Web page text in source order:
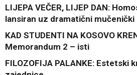
LIJEPA VEČER, LIJEP DAN:
lansiran uz dramatični
KAD STUDENTI NA KOSOVO
Memorandum 2 – isti
FILOZOFIJA PALANKE: Estetski